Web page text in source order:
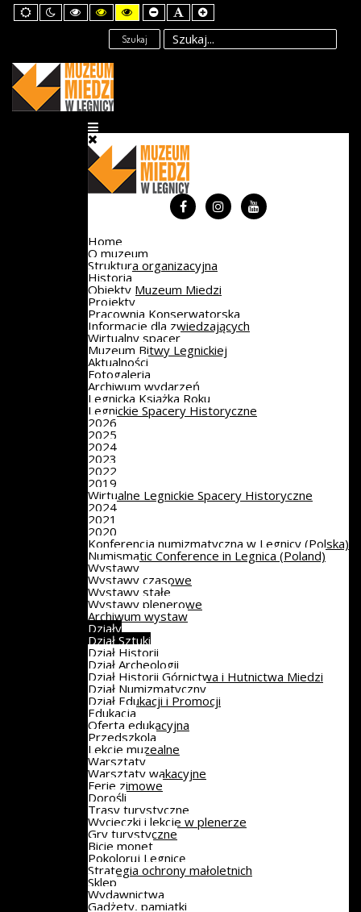
Default
mode
Night
mode
High
Contrast
mode
High
Contrast
Black
Yellow
mode
High
Contrast
Yellow
Black
mode
Set
Smaller
Font
Set
Default
Font
Set
Larger
Font
Szukaj
Home
O muzeum
Struktura organizacyjna
Historia
Obiekty Muzeum Miedzi
Projekty
Pracownia Konserwatorska
Informacje dla zwiedzających
Wirtualny spacer
Muzeum Bitwy Legnickiej
Aktualności
Fotogaleria
Archiwum wydarzeń
Legnicka Książka Roku
Legnickie Spacery Historyczne
2026
2025
2024
2023
2022
2019
Wirtualne Legnickie Spacery Historyczne
2024
2021
2020
Konferencja numizmatyczna w Legnicy (Polska)
Numismatic Conference in Legnica (Poland)
Wystawy
Wystawy czasowe
Wystawy stałe
Wystawy plenerowe
Archiwum wystaw
Działy
Dział Sztuki
Dział Historii
Dział Archeologii
Dział Historii Górnictwa i Hutnictwa Miedzi
Dział Numizmatyczny
Dział Edukacji i Promocji
Edukacja
Oferta edukacyjna
Przedszkola
Lekcje muzealne
Warsztaty
Warsztaty wakacyjne
Ferie zimowe
Dorośli
Trasy turystyczne
Wycieczki i lekcje w plenerze
Gry turystyczne
Bicie monet
Pokoloruj Legnicę
Strategia ochrony małoletnich
Sklep
Wydawnictwa
Gadżety, pamiątki